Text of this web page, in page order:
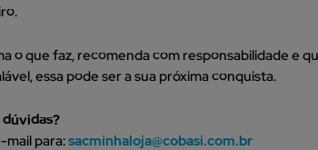
o que faz, recomenda com responsabilidade e
essa pode ser a sua próxima conquista.
mail para:sacminhaloja@cobasi.com.br